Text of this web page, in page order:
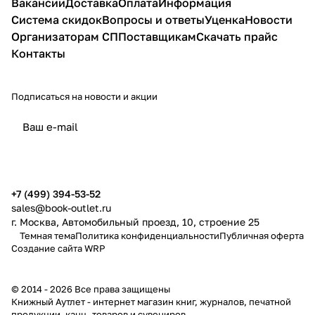
ума!
ВакансииДоставкаОплатаИнформация
Система скидокВопросы и ответыУценкаНовости
Организаторам СППоставщикамСкачать прайс
Контакты
Подписаться на новости и акции
+7 (499) 394-53-52
sales@book-outlet.ru
г. Москва, Автомобильный проезд, 10, строение 25
Темная темаПолитика конфиденциальностиПубличная оферта
Создание сайтаWRP
© 2014 - 2026 Все права защищены
Книжный Аутлет - интернет магазин книг, журналов, печатной